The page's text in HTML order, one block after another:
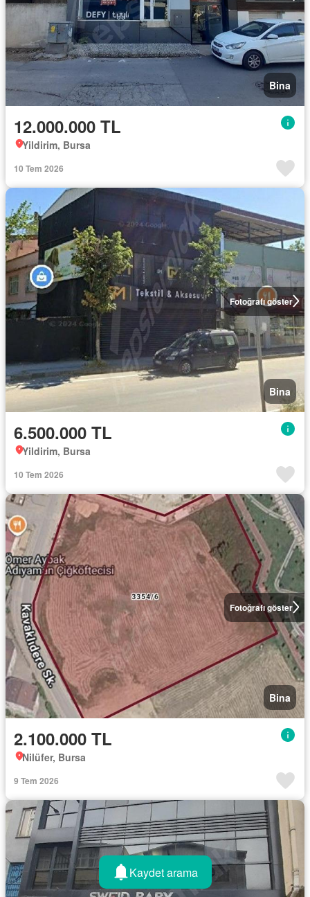
Bina
12.000.000 TL
Yildirim, Bursa
10 Tem 2026
Fotoğrafı göster
Bina
6.500.000 TL
Yildirim, Bursa
10 Tem 2026
Fotoğrafı göster
Bina
2.100.000 TL
Nilüfer, Bursa
9 Tem 2026
Kaydet arama